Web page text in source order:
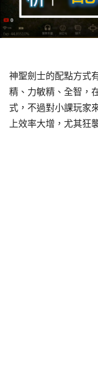
神聖劍士的配點方式
精、力敏精、全智，
式，不過對小課玩家
上效率大增，尤其狂